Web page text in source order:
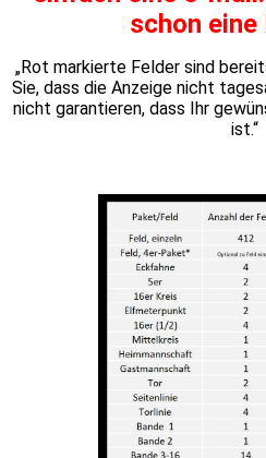
schon eine
„Rot markierte Felder sind
Sie, dass die Anzeige nicht
nicht garantieren, dass Ihr
ist.“